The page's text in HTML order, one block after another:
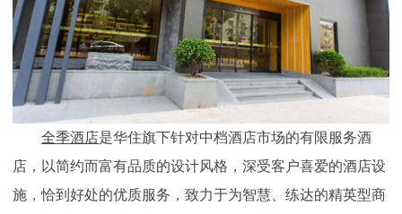
全季酒店是华住旗下针对中档酒店市场的有限服务酒
店，以简约而富有品质的设计风格，深受客户喜爱的酒店设
施，恰到好处的优质服务，致力于为智慧、练达的精英型商